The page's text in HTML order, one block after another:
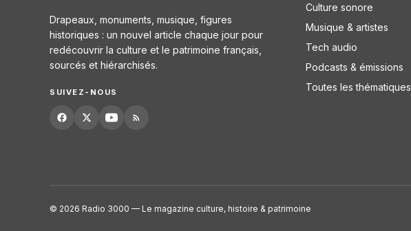
Drapeaux, monuments, musique, figures
historiques : un nouvel article chaque jour pour
redécouvrir la culture et le patrimoine français,
sourcés et hiérarchisés.
SUIVEZ-NOUS
Culture sonore
Musique & artistes
Tech audio
Podcasts & émissions
Toutes les thématiques
© 2026 Radio 3000 — Le magazine culture, histoire & patrimoine